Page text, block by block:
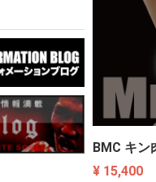
BMC キ
¥ 15,400